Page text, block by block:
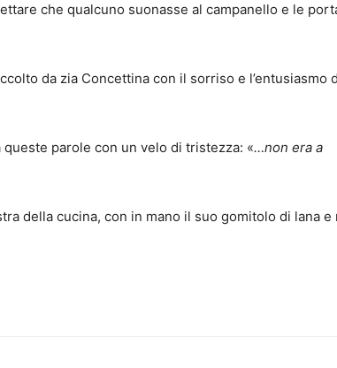
che qualcuno suonasse al campanello e le
da zia Concettina con il sorriso e l’entusiasmo
parole con un velo di tristezza: «…non era a
della cucina, con in mano il suo gomitolo di lana e